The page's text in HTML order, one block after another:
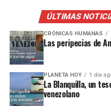
ÚLTIMAS
CRÓNICAS HUMANAS
Las peripecias de
PLANETA HOY 1 día
La Blanquilla, un
venezolano